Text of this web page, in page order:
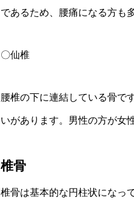
であるため、腰痛になる方も
〇仙椎
腰椎の下に連結している骨で
いがあります。男性の方が女
椎骨
椎骨は基本的な円柱状になっ